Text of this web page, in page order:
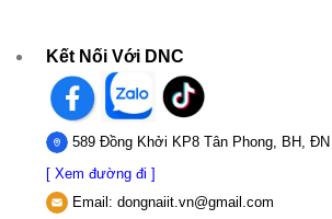
Kết Nối Với DNC
589 Đồng Khởi KP8 Tân Phong, BH, ĐN
[ Xem đường đi ]
Email: dongnaiit.vn@gmail.com